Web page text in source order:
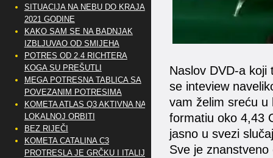
Naslov DVD-a koji
se inteview
vam želim sreću u
formatiu oko 4,43
jasno u svezi
Sve je znanstveno
SITUACIJA NA NEBU DO KRAJA
2021 GODINE
KAKO SAM SE NA BADNJAK
IZBLJUVAO OD SMIJEHA
POTRES OD 2.4 RICHTERA
KOGA SU PREŠUTLI
MEGA POTRESNA TABLICA SA
POVEZANIM POTRESIMA
KOMETA ATLAS Q3 AKTIVNA NA
LOKALNOJ ORBITI
BEZ RIJEČI
KOMETA CATALINA C3
PROTRESLA JE GRČKU I ITALIJU